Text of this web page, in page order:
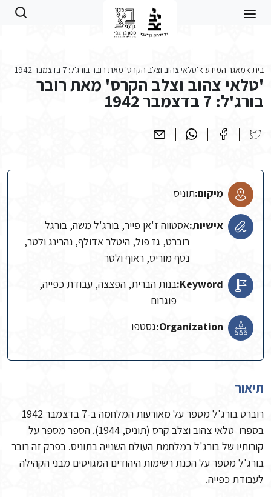
בית מאגר המידע 'טלאי צהוב וצלב הקרס' מאת רובר בורג'ל: 7 בדצמבר 1942
'טלאי צהוב וצלב הקרס' מאת רובר
בורג'ל: 7 בדצמבר 1942
מיקום:תוניס
אישיות:אסטווה ז'אן פייר, בורג'ל משה, בורגל
רוברט, גז פול, היטלר אדולף, נהרינג ולטר,
נטף מוריס, ראוף ולטר
Keyword: בנות הברית, הפצצה, עבודת כפייה,
פוגרום
Organization: גסטפו
תיאור
רוברט בורג'ל מספר על מאורעות המלחמה ב-7 בדצמבר 1942
בספרו טלאי צהוב וצלב קרס (תוניס, 1944). הספר מספר על
קורותיו של בורג'ל במלחמת העולם השנייה בתוניס. בפרק זה רובר
בורג'ל מספר על הכנת רשימות היהודים המגויסים מבני הקהילה
לעבודת כפייה.